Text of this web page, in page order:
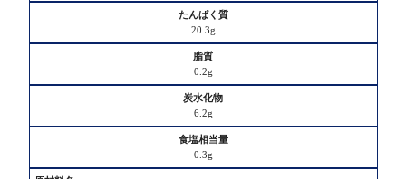
20.3g
0.2g
6.2g
0.3g